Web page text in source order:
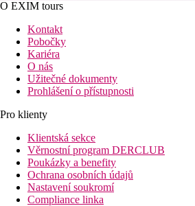
O EXIM tours
Kontakt
Pobočky
Kariéra
O nás
Užitečné dokumenty
Prohlášení o přístupnosti
Pro klienty
Klientská sekce
Věrnostní program DERCLUB
Poukázky a benefity
Ochrana osobních údajů
Nastavení soukromí
Compliance linka